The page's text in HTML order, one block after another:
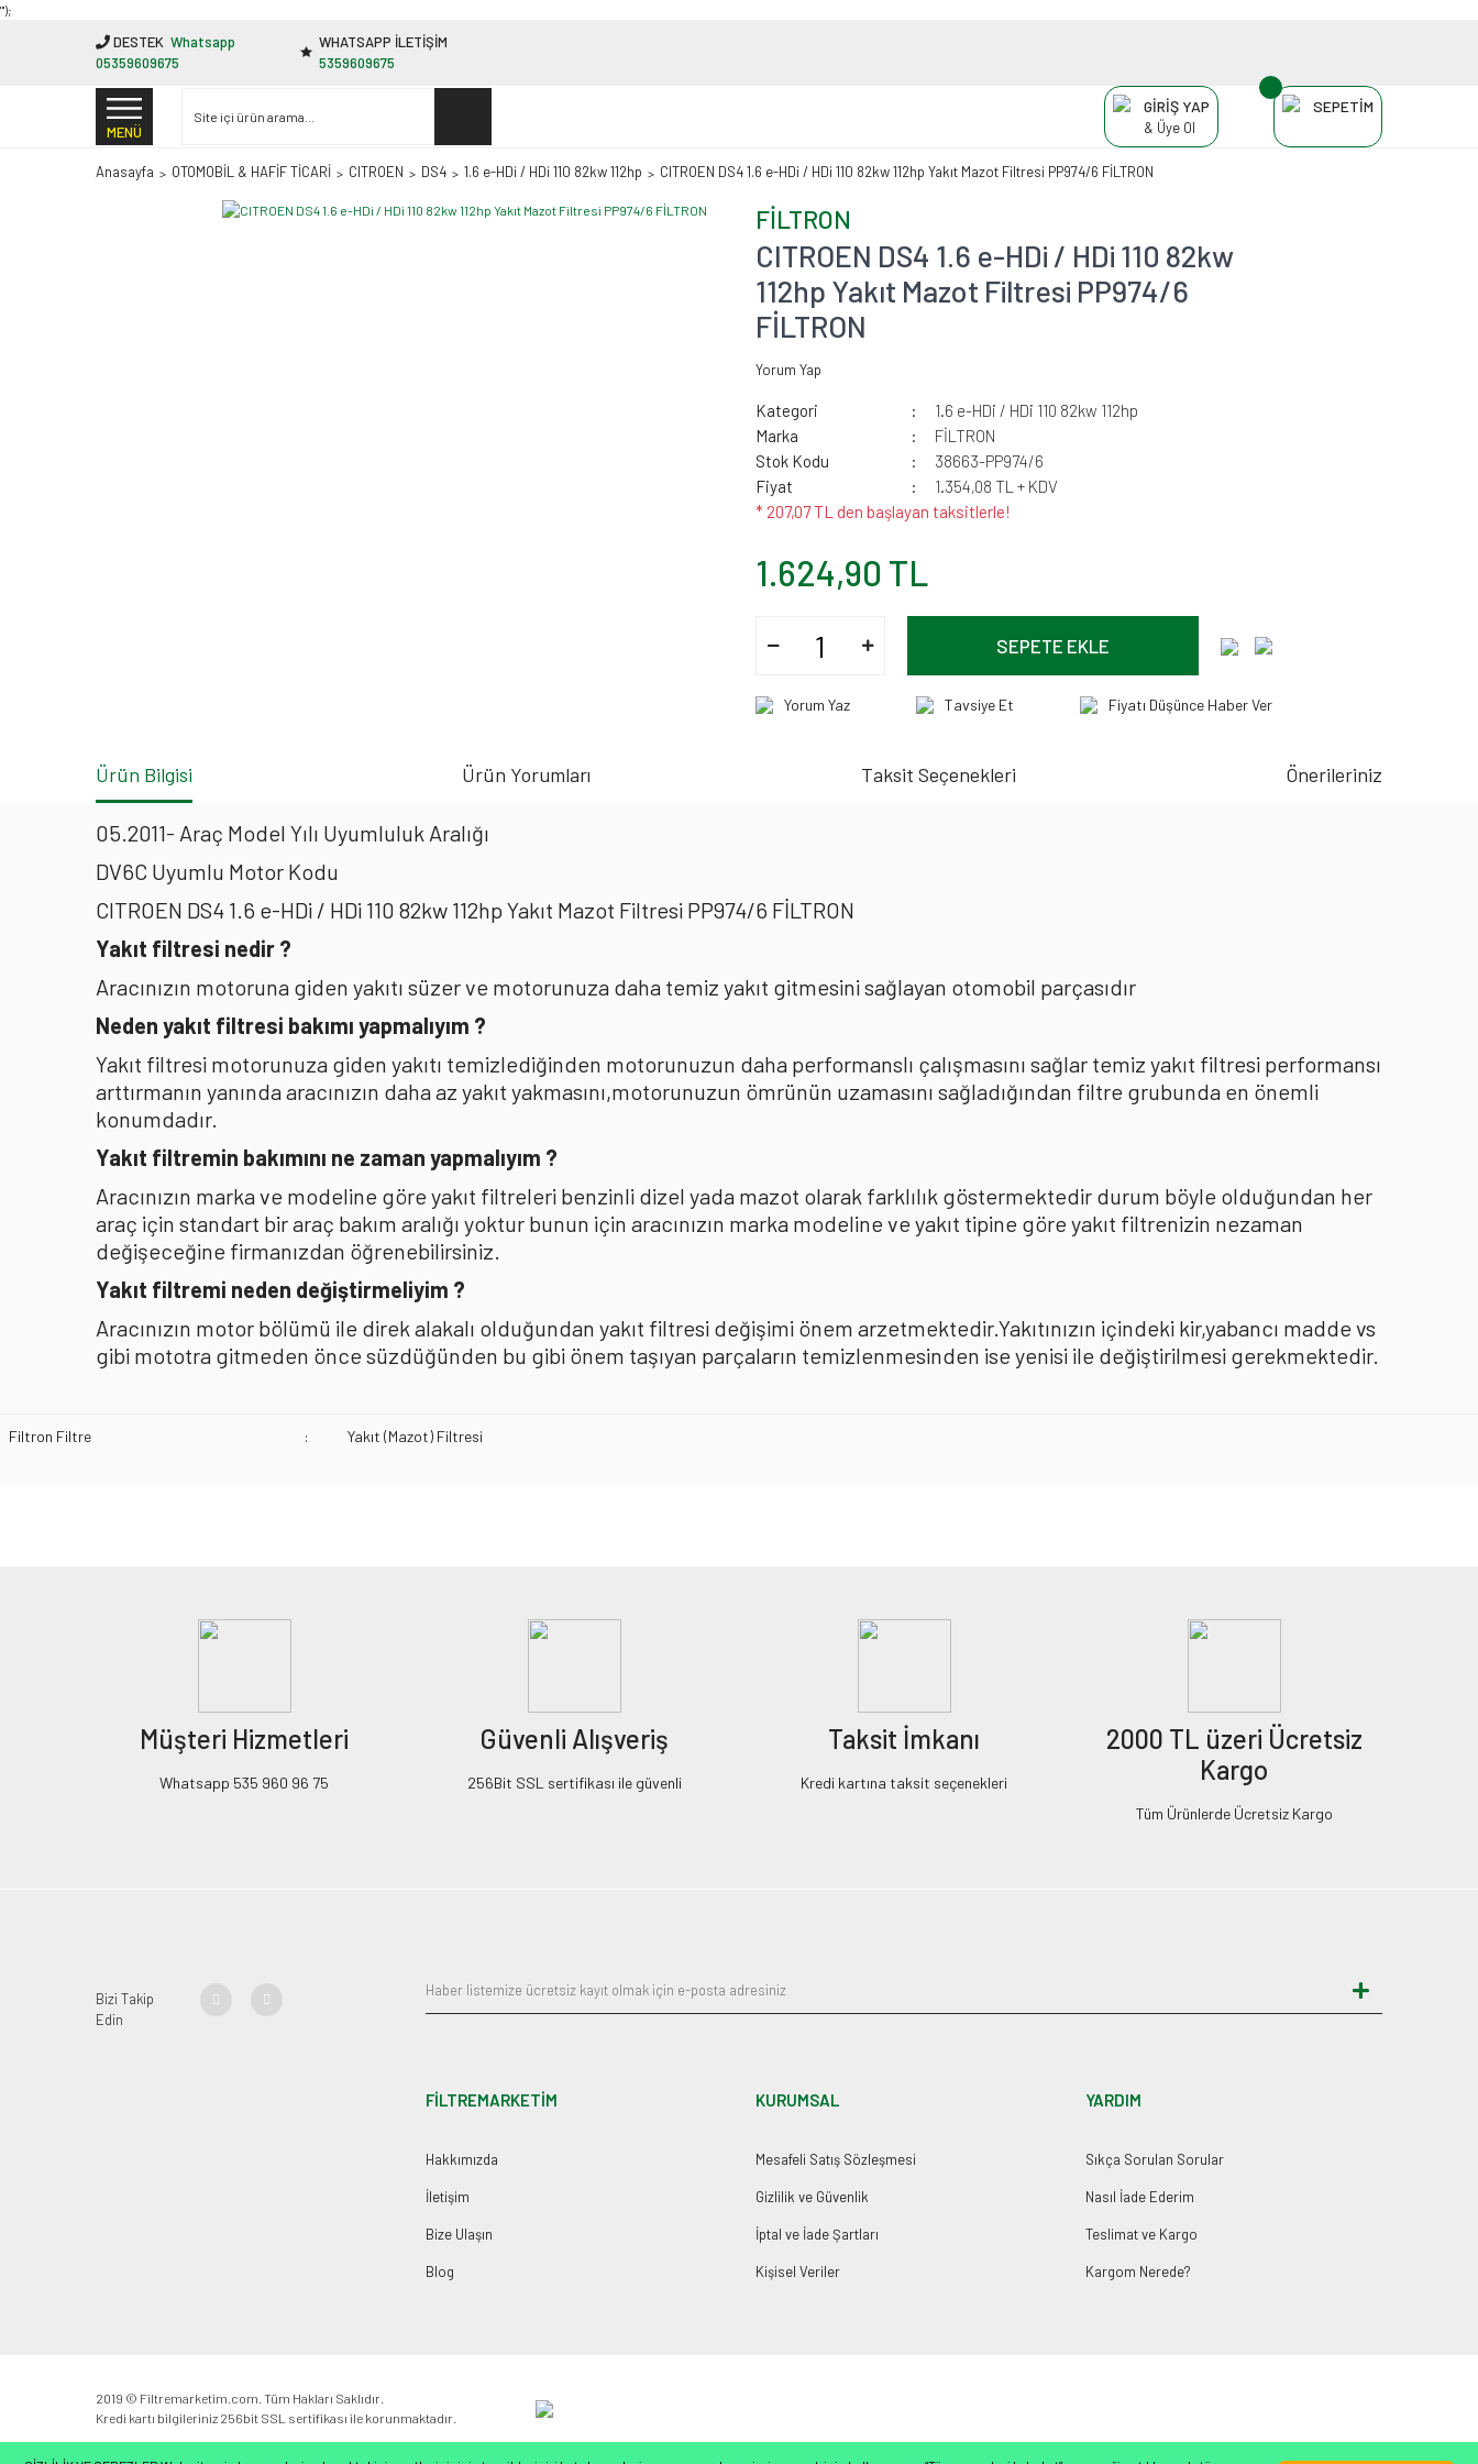
"');
DESTEK Whatsapp
05359609675
WHATSAPP İLETİŞİM
5359609675
MENÜ
GİRİŞ YAP
& Üye Ol
SEPETİM
Anasayfa OTOMOBİL & HAFİF TİCARİ CITROEN DS4 1.6 e-HDi / HDi 110 82kw 112hp CITROEN DS4 1.6 e-HDi / HDi 110 82kw 112hp Yakıt Mazot Filtresi PP974/6 FİLTRON
FİLTRON
CITROEN DS4 1.6 e-HDi / HDi 110 82kw
112hp Yakıt Mazot Filtresi PP974/6
FİLTRON
Yorum Yap
Kategori
1.6 e-HDi / HDi 110 82kw 112hp
Marka
FİLTRON
Stok Kodu
38663-PP974/6
Fiyat
1.354,08 TL + KDV
* 207,07 TL den başlayan taksitlerle!
1.624,90 TL
SEPETE EKLE
Yorum Yaz Tavsiye Et Fiyatı Düşünce Haber Ver
Ürün Bilgisi Ürün Yorumları Taksit Seçenekleri Önerileriniz
05.2011- Araç Model Yılı Uyumluluk Aralığı
DV6C Uyumlu Motor Kodu
CITROEN DS4 1.6 e-HDi / HDi 110 82kw 112hp Yakıt Mazot Filtresi PP974/6 FİLTRON
Yakıt filtresi nedir ?
Aracınızın motoruna giden yakıtı süzer ve motorunuza daha temiz yakıt gitmesini sağlayan otomobil parçasıdır
Neden yakıt filtresi bakımı yapmalıyım ?
Yakıt filtresi motorunuza giden yakıtı temizlediğinden motorunuzun daha performanslı çalışmasını sağlar temiz yakıt filtresi performansı
arttırmanın yanında aracınızın daha az yakıt yakmasını,motorunuzun ömrünün uzamasını sağladığından filtre grubunda en önemli
konumdadır.
Yakıt filtremin bakımını ne zaman yapmalıyım ?
Aracınızın marka ve modeline göre yakıt filtreleri benzinli dizel yada mazot olarak farklılık göstermektedir durum böyle olduğundan her
araç için standart bir araç bakım aralığı yoktur bunun için aracınızın marka modeline ve yakıt tipine göre yakıt filtrenizin nezaman
değişeceğine firmanızdan öğrenebilirsiniz.
Yakıt filtremi neden değiştirmeliyim ?
Aracınızın motor bölümü ile direk alakalı olduğundan yakıt filtresi değişimi önem arzetmektedir.Yakıtınızın içindeki kir,yabancı madde vs
gibi mototra gitmeden önce süzdüğünden bu gibi önem taşıyan parçaların temizlenmesinden ise yenisi ile değiştirilmesi gerekmektedir.
Filtron Filtre : Yakıt (Mazot) Filtresi
Müşteri Hizmetleri
Whatsapp 535 960 96 75
Güvenli Alışveriş
256Bit SSL sertifikası ile güvenli
Taksit İmkanı
Kredi kartına taksit seçenekleri
2000 TL üzeri Ücretsiz
Kargo
Tüm Ürünlerde Ücretsiz Kargo
Bizi Takip
Edin
FİLTREMARKETİM
Hakkımızda
İletişim
Bize Ulaşın
Blog
KURUMSAL
Mesafeli Satış Sözleşmesi
Gizlilik ve Güvenlik
İptal ve İade Şartları
Kişisel Veriler
YARDIM
Sıkça Sorulan Sorular
Nasıl İade Ederim
Teslimat ve Kargo
Kargom Nerede?
2019 © Filtremarketim.com. Tüm Hakları Saklıdır.
Kredi kartı bilgileriniz 256bit SSL sertifikası ile korunmaktadır.